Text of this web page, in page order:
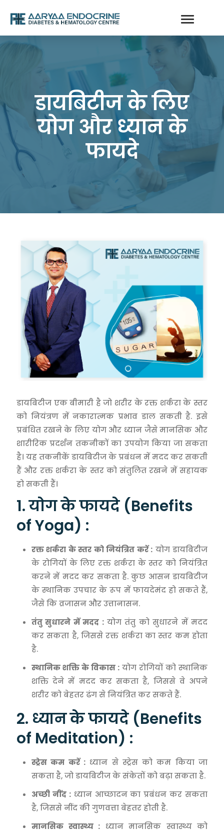
डायबिटीज के लिए
योग और ध्यान के
फायदे
डायबिटीज एक बीमारी है जो शरीर के रक्त शर्करा के स्तर
को नियंत्रण में नकारात्मक प्रभाव डाल सकती है. इसे
प्रबंधित रखने के लिए योग और ध्यान जैसे मानसिक और
शारीरिक प्रदर्शन तकनीकों का उपयोग किया जा सकता
है। यह तकनीकें डायबिटीज के प्रबंधन में मदद कर सकती
हैं और रक्त शर्करा के स्तर को संतुलित रखने में सहायक
हो सकती हैं।
1. योग के फायदे (Benefits
of Yoga) :
रक्त शर्करा के स्तर को नियंत्रित करें : योग डायबिटीज
के रोगियों के लिए रक्त शर्करा के स्तर को नियंत्रित
करने में मदद कर सकता है. कुछ आसन डायबिटीज
के स्थानिक उपचार के रूप में फायदेमंद हो सकते हैं,
जैसे कि व्रजासन और उत्तानासन.
तंतु सुधारने में मदद :योग तंतु को सुधारने में मदद
कर सकता है, जिससे रक्त शर्करा का स्तर कम होता
है.
स्थानिक शक्ति के विकास : योग रोगियों को स्थानिक
शक्ति देने में मदद कर सकता है, जिससे वे अपने
शरीर को बेहतर ढंग से नियंत्रित कर सकते हैं.
2. ध्यान के फायदे (Benefits
of Meditation) :
स्ट्रेस कम करें :ध्यान से स्ट्रेस को कम किया जा
सकता है, जो डायबिटीज के संकेतों को बढ़ा सकता है.
अच्छी नींद :ध्यान आच्छादन का प्रबंधन कर सकता
है, जिससे नींद की गुणवत्ता बेहतर होती है.
मानसिक स्वास्थ्य : ध्यान मानसिक स्वास्थ्य को